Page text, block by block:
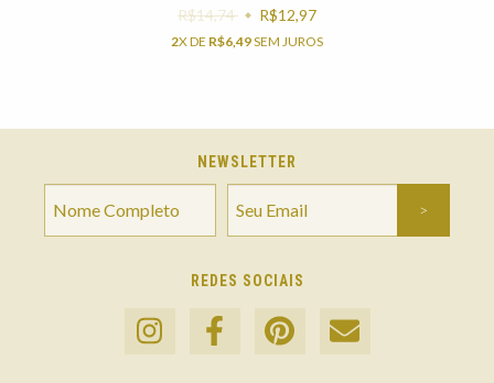
R$14,74
R$12,97
2X DE R$6,49SEM JUROS
NEWSLETTER
REDES SOCIAIS